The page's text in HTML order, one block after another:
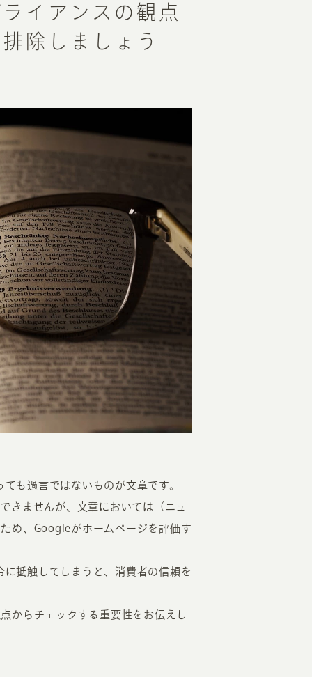
イアント専属チームによる戦略会議
バージョン率・UI/UXを高めるデザイン
イアンスの観点
除しましょう
も過言ではないものが文章です。
きませんが、文章においては（ニュ
め、Googleがホームページを評価す
抵触してしまうと、消費者の信頼を
からチェックする重要性をお伝えし